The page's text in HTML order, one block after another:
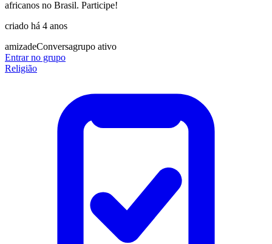
africanos no Brasil. Participe!
criado há 4 anos
amizadeConversagrupo ativo
Entrar no grupo
Religião